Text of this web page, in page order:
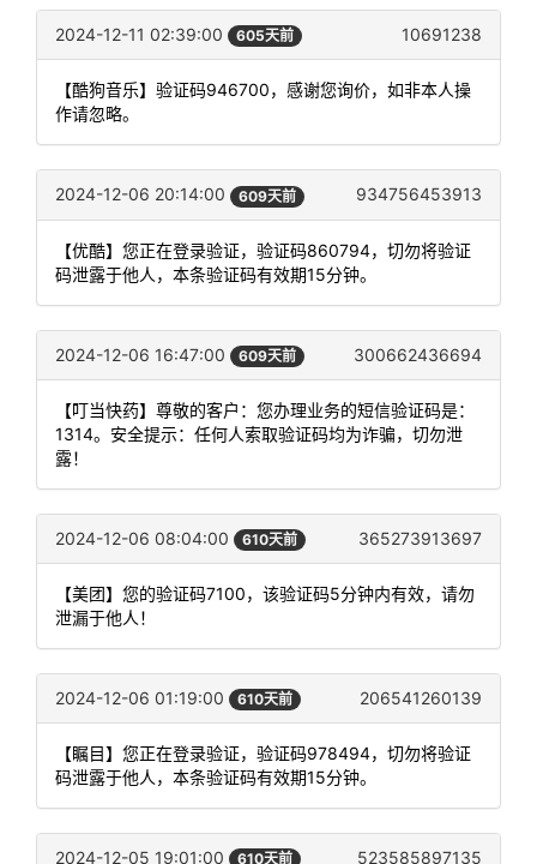
2024-12-11 02:39:00 605天前 10691238
【酷狗音乐】验证码946700，感谢您询价，如非本人操
作请忽略。
2024-12-06 20:14:00 609天前 934756453913
【优酷】您正在登录验证，验证码860794，切勿将验证
码泄露于他人，本条验证码有效期15分钟。
2024-12-06 16:47:00 609天前 300662436694
【叮当快药】尊敬的客户：您办理业务的短信验证码是：
1314。安全提示：任何人索取验证码均为诈骗，切勿泄
露！
2024-12-06 08:04:00 610天前 365273913697
【美团】您的验证码7100，该验证码5分钟内有效，请勿
泄漏于他人！
2024-12-06 01:19:00 610天前 206541260139
【瞩目】您正在登录验证，验证码978494，切勿将验证
码泄露于他人，本条验证码有效期15分钟。
2024-12-05 19:01:00 610天前 523585897135